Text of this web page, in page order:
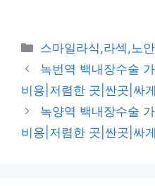
카
테
고
리
스마일라식,라섹,노
녹번역 백내장수술
비용|저렴한 곳|싼곳|싸
녹양역 백내장수술
비용|저렴한 곳|싼곳|싸